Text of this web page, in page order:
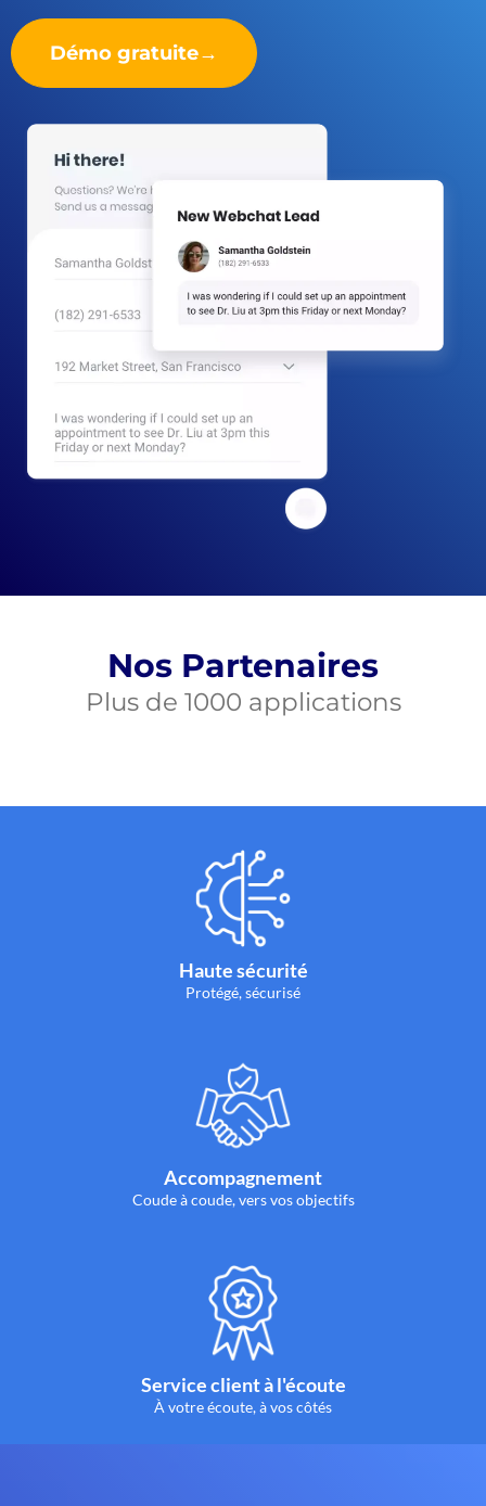
Démo gratuite→
Nos Partenaires
Plus de 1000 applications
Haute sécurité
Protégé, sécurisé
Accompagnement
Coude à coude, vers vos objectifs
Service client à l'écoute
À votre écoute, à vos côtés